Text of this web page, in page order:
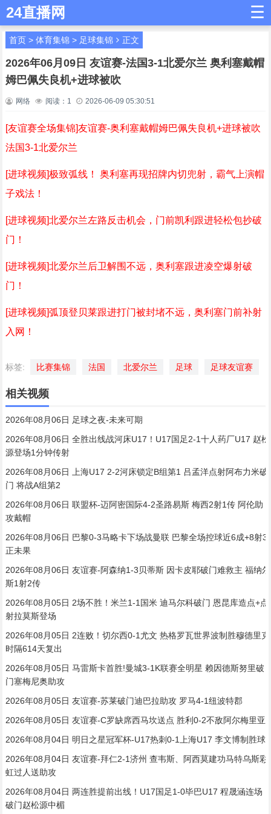
24直播网 ☰
首页> 体育集锦> 足球集锦 正文
2026年06月09日 友谊赛-法国3-1北爱尔兰 奥利塞戴帽
姆巴佩失良机+进球被吹
网络 阅读： 1 2026-06-09 05:30:51
[友谊赛全场集锦]友谊赛-奥利塞戴帽姆巴佩失良机+进球被吹
法国3-1北爱尔兰
[进球视频]极致弧线！ 奥利塞再现招牌内切兜射，霸气上演帽
子戏法！
[进球视频]北爱尔兰左路反击机会，门前凯利跟进轻松包抄破
门！
[进球视频]北爱尔兰后卫解围不远，奥利塞跟进凌空爆射破
门！
[进球视频]弧顶登贝莱跟进打门被封堵不远，奥利塞门前补射
入网！
标签: 比赛集锦 法国 北爱尔兰 足球 足球友谊赛
相关视频
2026年08月06日 足球之夜-未来可期
2026年08月06日 全胜出线战河床U17！U17国足2-1十人药厂U17 赵松
源登场1分钟传射
2026年08月06日 上海U17 2-2河床锁定B组第1 吕孟洋点射阿布力米破
门 将战A组第2
2026年08月06日 联盟杯-迈阿密国际4-2圣路易斯 梅西2射1传 阿伦助
攻戴帽
2026年08月06日 巴黎0-3马略卡下场战曼联 巴黎全场控球近6成+8射3
正未果
2026年08月06日 友谊赛-阿森纳1-3贝蒂斯 因卡皮耶破门难救主 福纳尔
斯1射2传
2026年08月05日 2场不胜！米兰1-1国米 迪马尔科破门 恩昆库造点+点
射拉莫斯登场
2026年08月05日 2连败！切尔西0-1尤文 热格罗瓦世界波制胜穆德里克
时隔614天复出
2026年08月05日 马雷斯卡首胜!曼城3-1K联赛全明星 赖因德斯努里破
门塞梅尼奥助攻
2026年08月05日 友谊赛-苏莱破门迪巴拉助攻 罗马4-1纽波特郡
2026年08月05日 友谊赛-C罗缺席西马坎送点 胜利0-2不敌阿尔梅里亚
2026年08月04日 明日之星冠军杯-U17热刺0-1上海U17 李文博制胜球
2026年08月04日 友谊赛-拜仁2-1济州 查韦斯、阿西莫建功马特乌斯彩
虹过人送助攻
2026年08月04日 两连胜提前出线！U17国足1-0毕巴U17 程晟涵连场
破门赵松源中楣